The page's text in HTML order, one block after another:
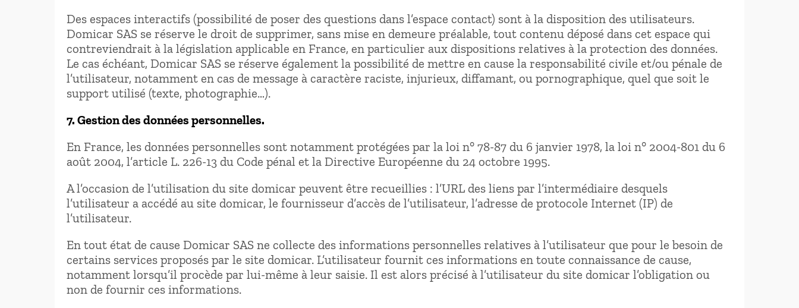
Des espaces interactifs (possibilité de poser des questions dans l’espace contact) sont à la disposition des utilisateurs.
Domicar SAS se réserve le droit de supprimer, sans mise en demeure préalable, tout contenu déposé dans cet espace qui
contreviendrait à la législation applicable en France, en particulier aux dispositions relatives à la protection des données.
Le cas échéant, Domicar SAS se réserve également la possibilité de mettre en cause la responsabilité civile et/ou pénale de
l’utilisateur, notamment en cas de message à caractère raciste, injurieux, diffamant, ou pornographique, quel que soit le
support utilisé (texte, photographie…).
7. Gestion des données personnelles.
En France, les données personnelles sont notamment protégées par la loi n° 78-87 du 6 janvier 1978, la loi n° 2004-801 du 6
août 2004, l’article L. 226-13 du Code pénal et la Directive Européenne du 24 octobre 1995.
A l’occasion de l’utilisation du site domicar peuvent être recueillies : l’URL des liens par l’intermédiaire desquels
l’utilisateur a accédé au site domicar, le fournisseur d’accès de l’utilisateur, l’adresse de protocole Internet (IP) de
l’utilisateur.
En tout état de cause Domicar SAS ne collecte des informations personnelles relatives à l’utilisateur que pour le besoin de
certains services proposés par le site domicar. L’utilisateur fournit ces informations en toute connaissance de cause,
notamment lorsqu’il procède par lui-même à leur saisie. Il est alors précisé à l’utilisateur du site domicar l’obligation ou
non de fournir ces informations.